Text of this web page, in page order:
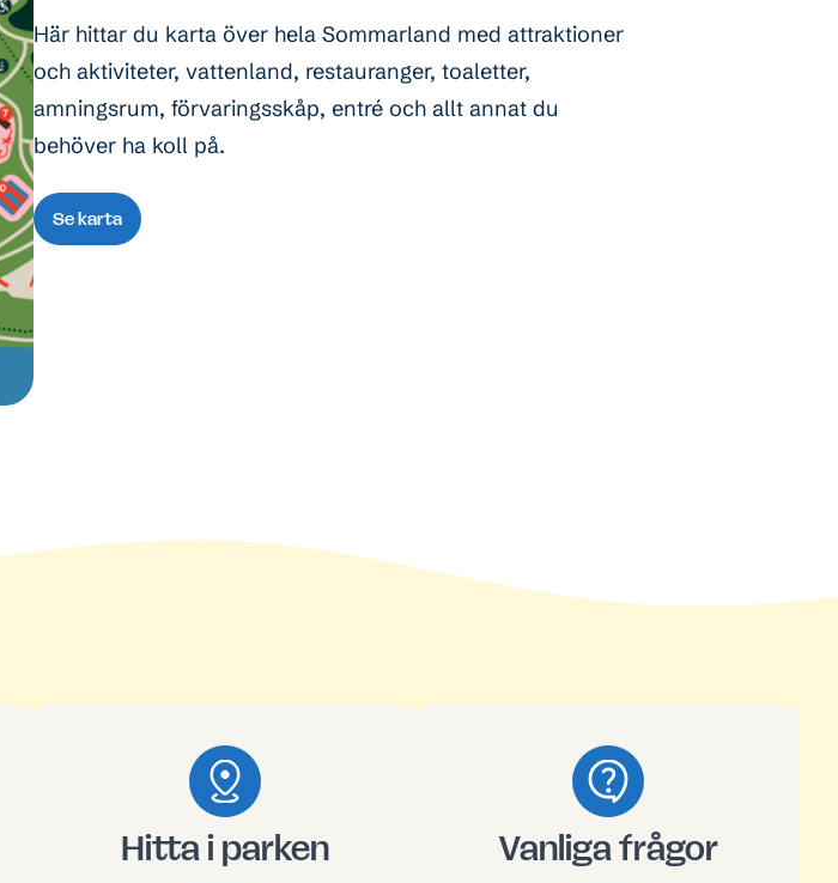
Här hittar du karta över hela Sommarland med attraktioner
och aktiviteter, vattenland, restauranger, toaletter,
amningsrum, förvaringsskåp, entré och allt annat du
behöver ha koll på.
Se karta
Hitta i parken Vanliga frågor